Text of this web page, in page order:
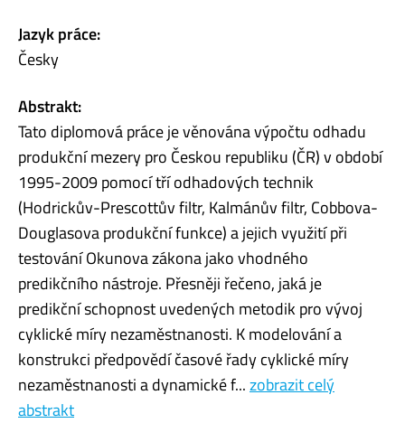
Jazyk práce:
Česky
Abstrakt:
Tato diplomová práce je věnována výpočtu odhadu
produkční mezery pro Českou republiku (ČR) v období
1995-2009 pomocí tří odhadových technik
(Hodrickův-Prescottův filtr, Kalmánův filtr, Cobbova-
Douglasova produkční funkce) a jejich využití při
testování Okunova zákona jako vhodného
predikčního nástroje. Přesněji řečeno, jaká je
predikční schopnost uvedených metodik pro vývoj
cyklické míry nezaměstnanosti. K modelování a
konstrukci předpovědí časové řady cyklické míry
nezaměstnanosti a dynamické f...zobrazit celý
abstrakt